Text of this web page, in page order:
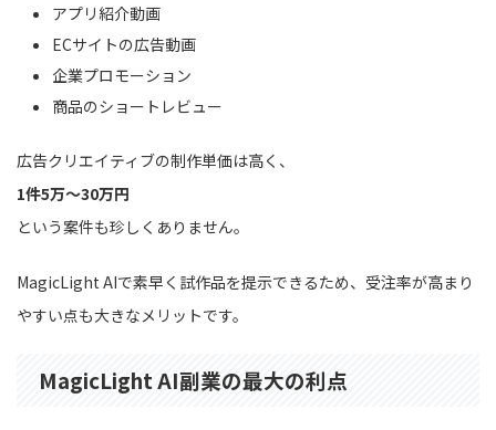
アプリ紹介動画
ECサイトの広告動画
企業プロモーション
商品のショートレビュー
広告クリエイティブの制作単価は高く、
1件5万〜30万円
という案件も珍しくありません。
MagicLight AIで素早く試作品を提示できるため、受注率が高まり
やすい点も大きなメリットです。
MagicLight AI副業の最大の利点